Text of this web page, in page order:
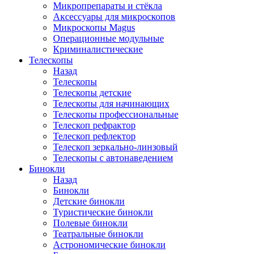
Микропрепараты и стёкла
Аксессуары для микроскопов
Микроскопы Magus
Операционные модульные
Криминалистические
Телескопы
Назад
Телескопы
Телескопы детские
Телескопы для начинающих
Телескопы профессиональные
Телескоп рефрактор
Телескоп рефлектор
Телескоп зеркально-линзовый
Телескопы с автонаведением
Бинокли
Назад
Бинокли
Детские бинокли
Туристические бинокли
Полевые бинокли
Театральные бинокли
Астрономические бинокли